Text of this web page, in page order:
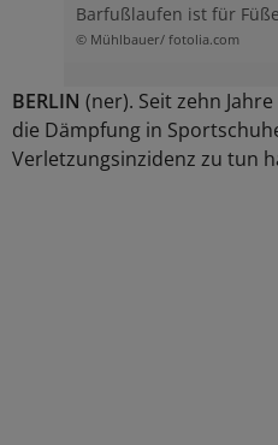
Barfußlaufen ist für
© Mühlbauer/ fotolia.com
BERLIN (ner). Seit zehn
die Dämpfung in
Verletzungsinzidenz zu tun